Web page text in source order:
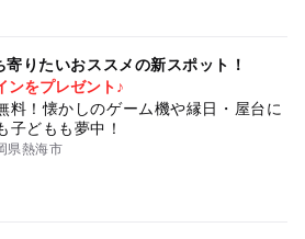
りたいおススメの新スポット！
ンをプレゼント♪
料！懐かしのゲーム機や縁日・屋台に
子どもも夢中！
県熱海市